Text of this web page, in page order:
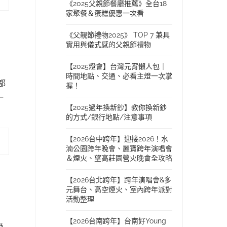
《2025父親節餐廳推薦》全台18
家聚餐＆蛋糕優惠一次看
《父親節禮物2025》 TOP 7 兼具
實用與儀式感的父親節禮物
【2025燈會】台灣元宵懶人包｜
時間地點、交通、必看主燈一次掌
握！
【2025過年換新鈔】教你換新鈔
的方式/銀行地點/注意事項
【2026台中跨年】迎接2026！水
湳公園跨年晚會、麗寶跨年演唱會
＆煙火、望高莊園營火晚會全攻略
【2026台北跨年】跨年演唱會&多
元舞台、高空煙火、室內跨年派對
活動整理
【2026台南跨年】台南好Young